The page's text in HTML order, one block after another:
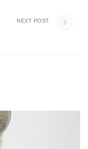
NEXT POST